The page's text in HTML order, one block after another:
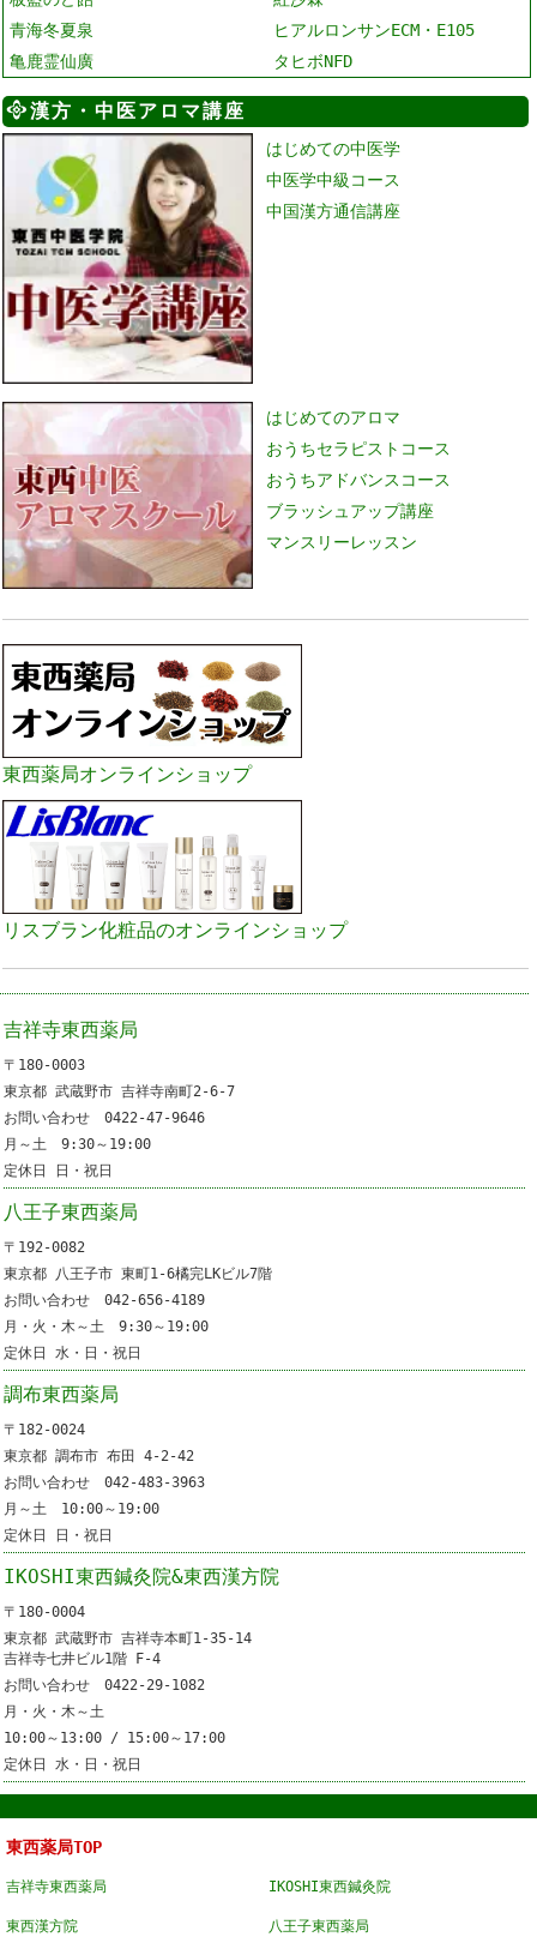
青海冬夏泉
ヒアルロンサンECM・E105
亀鹿霊仙廣
タヒボNFD
漢方・中医アロマ講座
はじめての中医学
中医学中級コース
中国漢方通信講座
はじめてのアロマ
おうちセラピストコース
おうちアドバンスコース
ブラッシュアップ講座
マンスリーレッスン
東西薬局オンラインショップ
リスブラン化粧品のオンラインショップ
吉祥寺東西薬局
〒180-0003
東京都 武蔵野市 吉祥寺南町2-6-7
お問い合わせ 0422-47-9646
月～土 9:30～19:00
定休日 日・祝日
八王子東西薬局
〒192-0082
東京都 八王子市 東町1-6橘完LKビル7階
お問い合わせ 042-656-4189
月・火・木～土 9:30～19:00
定休日 水・日・祝日
調布東西薬局
〒182-0024
東京都 調布市 布田 4-2-42
お問い合わせ 042-483-3963
月～土 10:00～19:00
定休日 日・祝日
IKOSHI東西鍼灸院&東西漢方院
〒180-0004
東京都 武蔵野市 吉祥寺本町1-35-14
吉祥寺七井ビル1階 F-4
お問い合わせ 0422-29-1082
月・火・木～土
10:00～13:00 / 15:00～17:00
定休日 水・日・祝日
東西薬局TOP
吉祥寺東西薬局 IKOSHI東西鍼灸院
東西漢方院 八王子東西薬局